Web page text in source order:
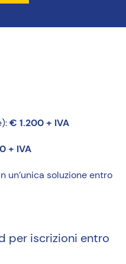
€ 1.200 + IVA
+ IVA
un’unica soluzione entro
per iscrizioni entro